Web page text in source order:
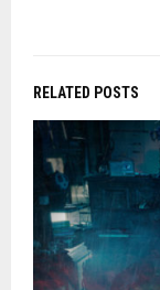
RELATED POSTS